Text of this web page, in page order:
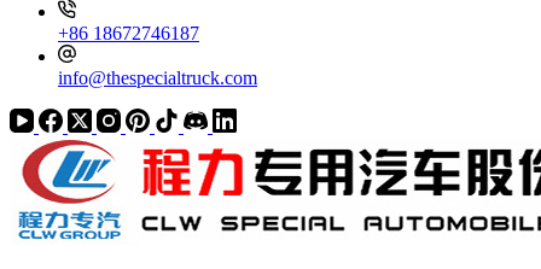
+86 18672746187
info@thespecialtruck.com